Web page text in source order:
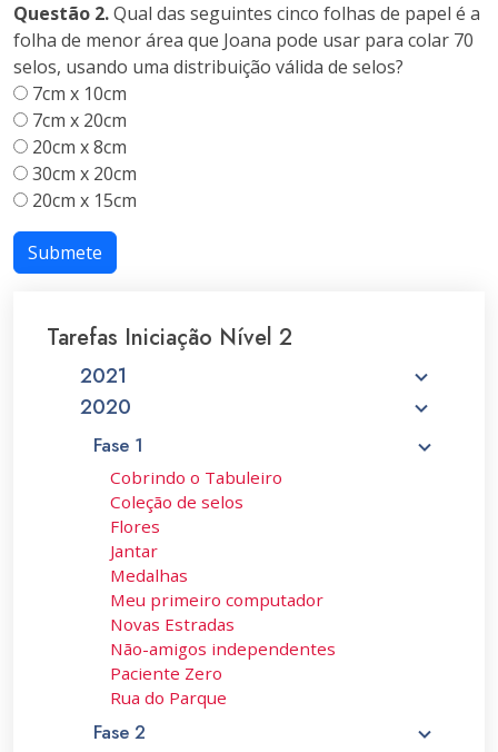
Questão 2.Qual das seguintes cinco folhas de papel é a
folha de menor área que Joana pode usar para colar 70
selos, usando uma distribuição válida de selos?
7cm x 10cm
7cm x 20cm
20cm x 8cm
30cm x 20cm
20cm x 15cm
Submete
Tarefas Iniciação Nível 2
2021
2020
Fase 1
Cobrindo o Tabuleiro
Coleção de selos
Flores
Jantar
Medalhas
Meu primeiro computador
Novas Estradas
Não-amigos independentes
Paciente Zero
Rua do Parque
Fase 2